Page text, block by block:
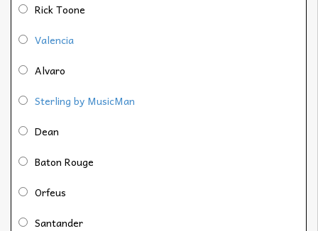
Rick Toone
Valencia
Alvaro
Sterling by MusicMan
Dean
Baton Rouge
Orfeus
Santander